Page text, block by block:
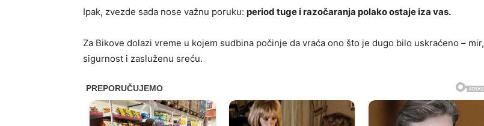
Ipak, zvezde sada nose važnu poruku: period tuge i razočaranja polako ostaje iza vas.
Za Bikove dolazi vreme u kojem sudbina počinje da vraća ono što je dugo bilo uskraćeno – mir,
sigurnost i zasluženu sreću.